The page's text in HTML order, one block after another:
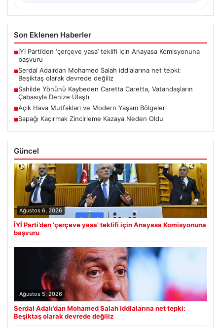
Son Eklenen Haberler
■İYİ Parti’den ‘çerçeve yasa’ teklifi için Anayasa Komisyonuna
başvuru
■Serdal Adalı’dan Mohamed Salah iddialarına net tepki:
Beşiktaş olarak devrede değiliz
■Sahilde Yönünü Kaybeden Caretta Caretta, Vatandaşların
Çabasıyla Denize Ulaştı
■Açık Hava Mutfakları ve Modern Yaşam Bölgeleri
■Sapağı Kaçırmak Zincirleme Kazaya Neden Oldu
Güncel
Ağustos 6, 2026
İYİ Parti’den ‘çerçeve yasa’ teklifi için Anayasa Komisyonuna
başvuru
Ağustos 5, 2026
Serdal Adalı’dan Mohamed Salah iddialarına net tepki:
Beşiktaş olarak devrede değiliz